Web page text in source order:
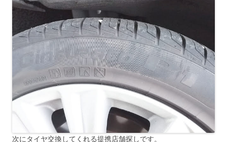
次にタイヤ交換してくれる提携店舗探しです。